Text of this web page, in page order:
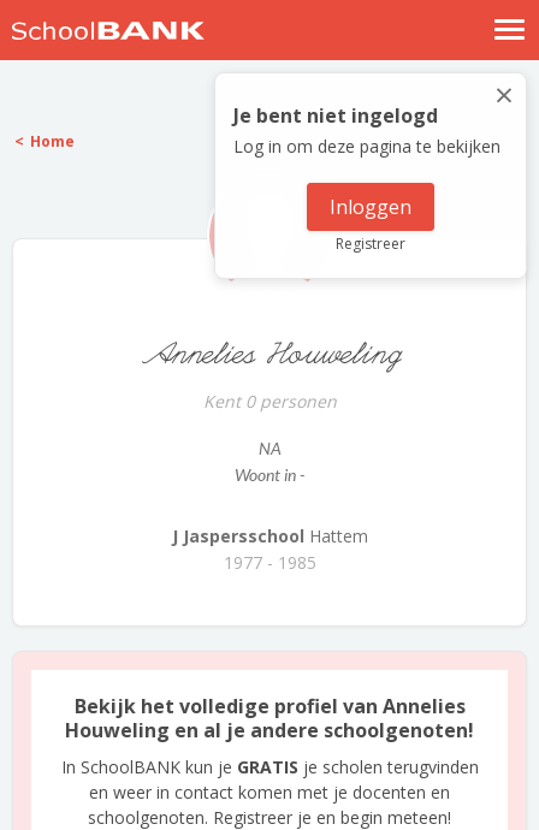
Nostalgische verhalen
Log in
Meld je gratis aan
×
Je bent niet ingelogd
Log in om deze pagina te bekijken
Inloggen
Registreer
Home
Annelies Houweling
Kent 0 personen
NA
Woont in -
J Jaspersschool Hattem
1977 - 1985
Bekijk het volledige profiel van Annelies
Houweling en al je andere schoolgenoten!
In SchoolBANK kun je GRATIS je scholen terugvinden
en weer in contact komen met je docenten en
schoolgenoten. Registreer je en begin meteen!